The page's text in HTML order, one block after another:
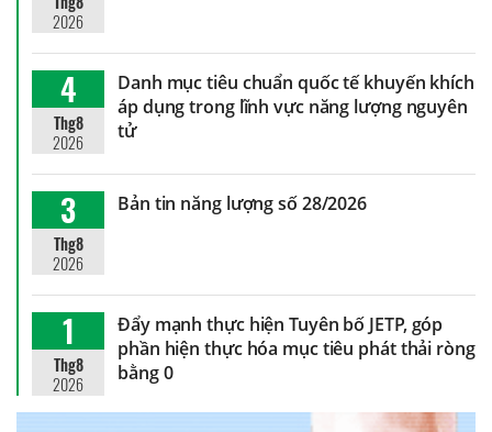
2026
4
Thg8
2026
Danh mục tiêu chuẩn quốc tế khuyến khích
áp dụng trong lĩnh vực năng lượng nguyên
tử
3
Thg8
2026
Bản tin năng lượng số 28/2026
1
Thg8
2026
Đẩy mạnh thực hiện Tuyên bố JETP, góp
phần hiện thực hóa mục tiêu phát thải ròng
bằng 0